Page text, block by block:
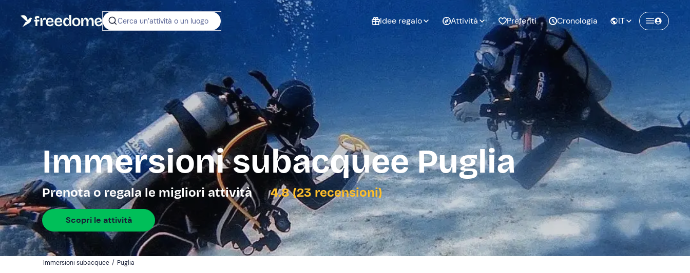
Cerca un’attività o un luogo Idee regalo
Non sai cosa
regalare?
Gift Card Freedome
Un regalo digitale che
lascia la libertà di
scegliere esperienze
outdoor in tutta Italia.
Regala una Gift Card
Esperienze di
coppia
Compleanno
Laurea
Addio al
celibato
Addio al
nubilato
Attività Preferiti Cronologia IT
Immersioni subacquee Puglia
Prenota o regala le migliori attività 4.8 (23 recensioni)
Scopri le attività
Immersioni subacquee / Puglia
Crea un account Freedome
Unisciti a una community di avventurieri
come te e colleziona ricordi indimenticabili!
Continua con l'email